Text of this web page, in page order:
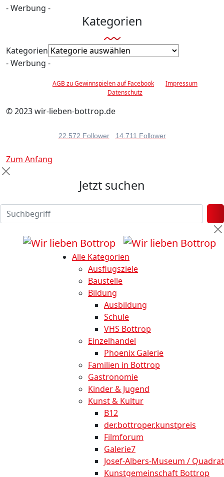
- Werbung -
Kategorien
Kategorien
- Werbung -
AGB zu Gewinnspielen auf Facebook
Impressum
Datenschutz
© 2023 wir-lieben-bottrop.de
22.572 Follower 14.711 Follower
Zum Anfang
Jetzt suchen
Alle Kategorien
Ausflugsziele
Baustelle
Bildung
Ausbildung
Schule
VHS Bottrop
Einzelhandel
Phoenix Galerie
Familien in Bottrop
Gastronomie
Kinder & Jugend
Kunst & Kultur
B12
der.bottroper.kunstpreis
Filmforum
Galerie7
Josef-Albers-Museum / Quadrat
Kunstgemeinschaft Bottrop